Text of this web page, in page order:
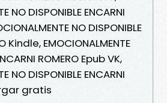
NO DISPONIBLE ENCARNI
NO DISPONIBLE
Kindle, EMOCIONALMENTE
ROMERO Epub VK,
NO DISPONIBLE ENCARNI
gratis